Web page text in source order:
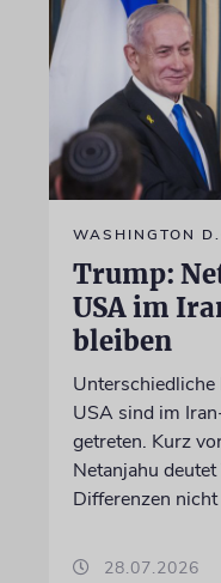
WASHINGTON
Trump:
USA im
bleiben
Unterschiedliche
USA sind im
getreten. Kurz
Netanjahu
Differenzen
28.07.2026